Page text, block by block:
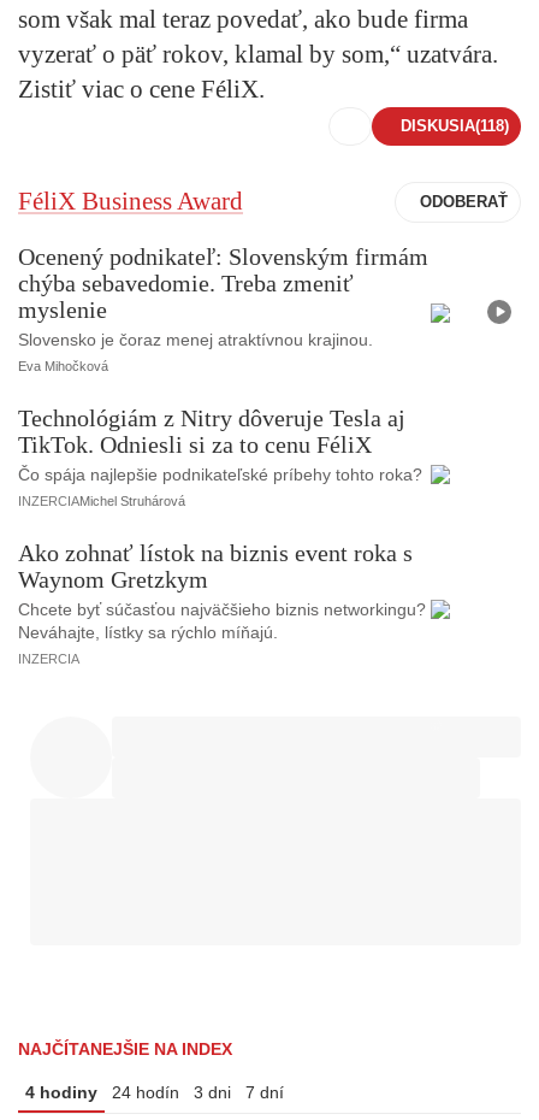
som však mal teraz povedať, ako bude firma
vyzerať o päť rokov, klamal by som,“ uzatvára.
Zistiť viac o cene FéliX.
DISKUSIA(118)
FéliX Business Award
d
Ocenený podnikateľ: Slovenským firmám
chýba sebavedomie. Treba zmeniť
myslenie
Slovensko je čoraz menej atraktívnou krajinou.
Eva Mihočková
Technológiám z Nitry dôveruje Tesla aj
TikTok. Odniesli si za to cenu FéliX
Čo spája najlepšie podnikateľské príbehy tohto roka?
INZERCIAMichel Struhárová
Ako zohnať lístok na biznis event roka s
Waynom Gretzkym
Chcete byť súčasťou najväčšieho biznis networkingu?
Neváhajte, lístky sa rýchlo míňajú.
INZERCIA
NAJČÍTANEJŠIE NA INDEX
4 hodiny 24 hodín 3 dni 7 dní